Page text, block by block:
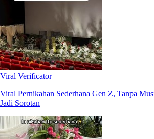
Viral Verificator
Viral Pernikahan Sederhana Gen Z, Tanpa
Jadi Sorotan